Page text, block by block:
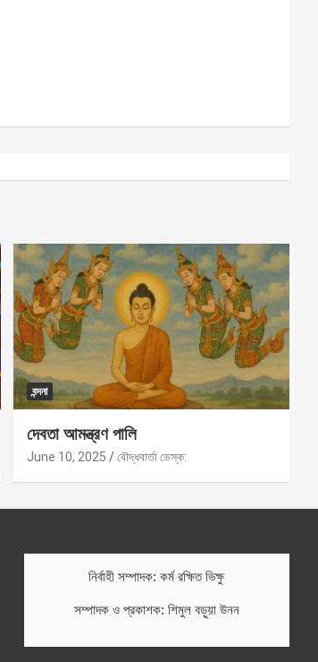
বন্দনা
দেবতা আমন্ত্রণ পালি
June 10, 2025 বৌদ্ধবার্তা ডেস্ক:
নির্বাহী সম্পাদক: কর্ম রক্ষিত ভিক্ষু
সম্পাদক ও প্রকাশক: শিমুল বড়ুয়া উনন